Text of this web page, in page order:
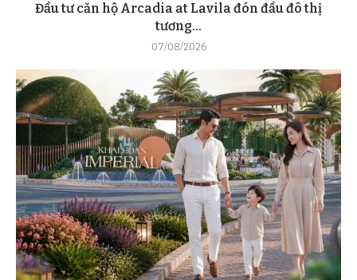
Đầu tư căn hộ Arcadia at Lavila đón đầu đô thị
tương...
07/08/2026